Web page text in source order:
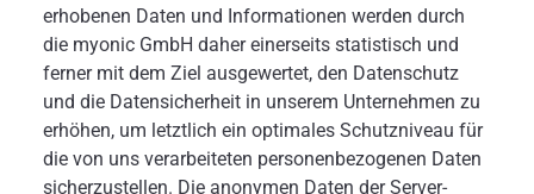
erhobenen Daten und Informationen werden durch
die myonic GmbH daher einerseits statistisch und
ferner mit dem Ziel ausgewertet, den Datenschutz
und die Datensicherheit in unserem Unternehmen zu
erhöhen, um letztlich ein optimales Schutzniveau für
die von uns verarbeiteten personenbezogenen Daten
sicherzustellen. Die anonymen Daten der Server-